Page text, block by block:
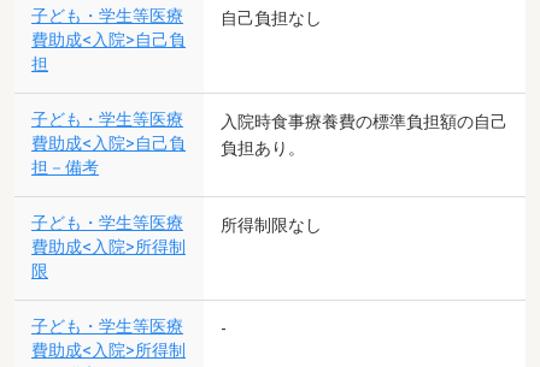
子ども・学生等医療
費助成<入院>自己負
担
自己負担なし
子ども・学生等医療
費助成<入院>自己負
担－備考
入院時食事療養費の標準負担額の自己
負担あり。
子ども・学生等医療
費助成<入院>所得制
限
所得制限なし
子ども・学生等医療
費助成<入院>所得制
-